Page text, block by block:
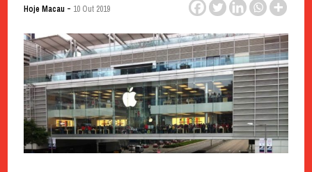
Hoje Macau - 10 Out 2019